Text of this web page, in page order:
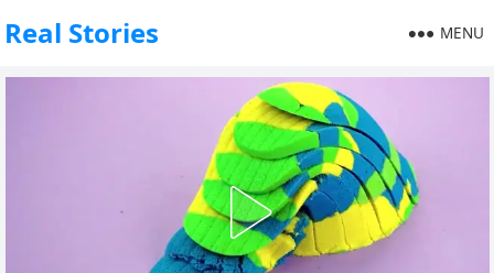
Real Stories MENU